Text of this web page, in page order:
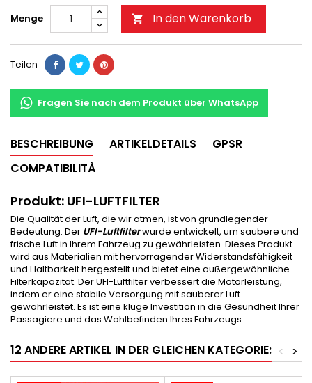
Menge
 In den Warenkorb
Teilen
Fragen Sie nach dem Produkt über WhatsApp
BESCHREIBUNG ARTIKELDETAILS
GPSR
COMPATIBILITÀ
Produkt: UFI-LUFTFILTER
Die Qualität der Luft, die wir atmen, ist von grundlegender
Bedeutung. Der UFI-Luftfilterwurde entwickelt, um saubere und
frische Luft in Ihrem Fahrzeug zu gewährleisten. Dieses Produkt
wird aus Materialien mit hervorragender Widerstandsfähigkeit
und Haltbarkeit hergestellt und bietet eine außergewöhnliche
Filterkapazität. Der UFI-Luftfilter verbessert die Motorleistung,
indem er eine stabile Versorgung mit sauberer Luft
gewährleistet. Es ist eine kluge Investition in die Gesundheit Ihrer
Passagiere und das Wohlbefinden Ihres Fahrzeugs.
12 ANDERE ARTIKEL IN DER GLEICHEN KATEGORIE: >
<